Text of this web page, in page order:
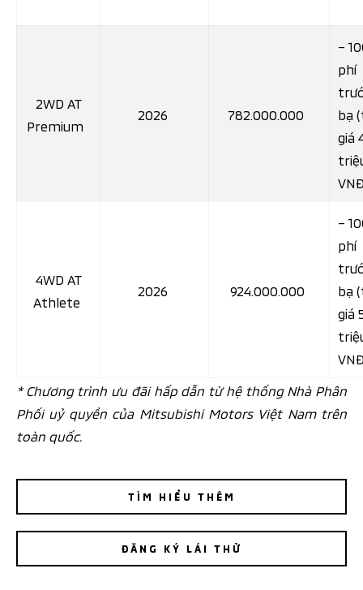
2WD AT
Premium
2026 782.000.000
–
phí
bạ
giá
4WD AT
Athlete
2026 924.000.000
–
phí
bạ
giá
* Chương trình ưu đãi hấp dẫn từ hệ thống Nhà Phân
Phối uỷ quyền của Mitsubishi Motors Việt Nam trên
toàn quốc.
TÌM HIỂU THÊM
ĐĂNG KÝ LÁI THỬ